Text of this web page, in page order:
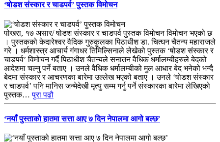
‘षोडश संस्कार र चाडपर्व’ पुस्तक विमोचन
पोखरा, १७ असार/ षोडश संस्कार र चाडपर्व पुस्तक विमोचन विमोचन भएको छ
। पुस्तकको केदारेश्वर वैदिक गुरुकुलका पिठाधीश डा. चित्घन चैतन्य महाराजले
गरे । धर्मशास्त्र आचार्य गंगाधर तिमिल्सिनाले लेखेको पुस्तक ‘षोडश संस्कार र
चाडपर्व’ विमोचन गर्दै पिठाधीश चैतन्यले सनातन वैधिक धर्मालम्बीहरुले बेदको
आदेशमा चल्नु पर्ने बताए । उनले वैधिक धर्मालम्बीको मुल आधार बेद भनेको भन्दै
बेदमा संस्कार र आचरणका बारेमा उल्लेख भएको बताए । उनले ‘षोडश संस्कार
र चाडपर्व’ पनि मानिस जन्मेदेखी मृत्यु सम्म गर्नु पर्ने संस्कारका बारेमा लेखिएको
पुस्तक…पुरा पढौ
‘नयाँ पुस्ताको हातमा सत्ता आए ७ दिन नेपालमा आगो बल्छ’